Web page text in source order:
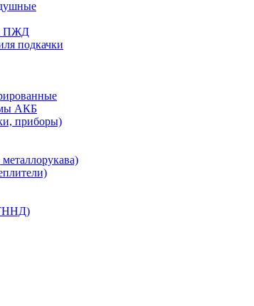
ПЖД
подкачки
АКБ
приборы)